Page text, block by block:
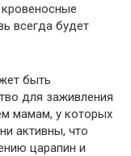
кровеносные
всегда будет
быть
для заживления
мамам, у которых
активны, что
царапин и